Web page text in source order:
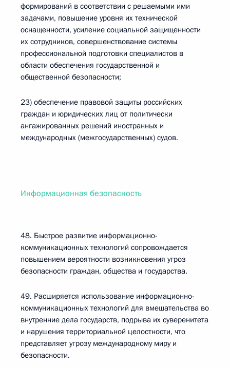
формирований в соответствии с решаемыми ими
задачами, повышение уровня их технической
оснащенности, усиление социальной защищенности
их сотрудников, совершенствование системы
профессиональной подготовки специалистов в
области обеспечения государственной и
общественной безопасности;
23) обеспечение правовой защиты российских
граждан и юридических лиц от политически
ангажированных решений иностранных и
международных (межгосударственных) судов.
Информационная безопасность
48. Быстрое развитие информационно-
коммуникационных технологий сопровождается
повышением вероятности возникновения угроз
безопасности граждан, общества и государства.
49. Расширяется использование информационно-
коммуникационных технологий для вмешательства во
внутренние дела государств, подрыва их суверенитета
и нарушения территориальной целостности, что
представляет угрозу международному миру и
безопасности.